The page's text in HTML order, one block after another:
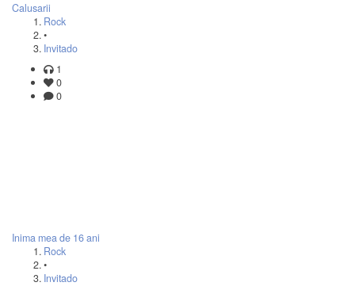
Calusarii
Rock
•
Invitado
1
0
0
Inima mea de 16 ani
Rock
•
Invitado